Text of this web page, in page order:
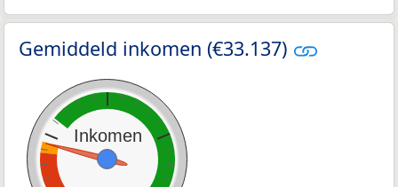
Gemiddeld inkomen (€33.137)
Inkomen